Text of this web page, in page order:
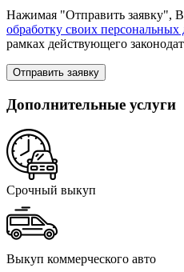
Нажимая "Отправить заявку",
обработку своих
рамках действующего
Отправить заявку
Дополнительные услуги
Срочный выкуп
Выкуп коммерческого авто